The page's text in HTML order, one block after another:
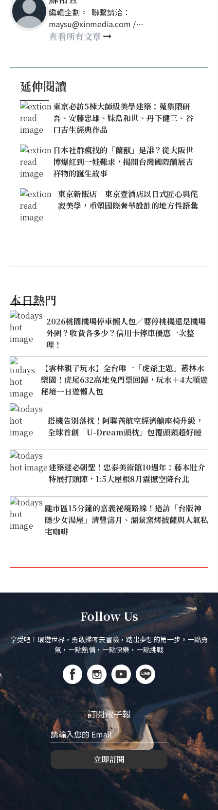
編輯企劃。 聯繫請洽：
maysu@xinmedia.com /
may860527@gmail.com
查看所有文章
延伸閱讀
東京必訪5棟大師級美學建築：蒐集隈研
吾、安藤忠雄、妹島和世、丹下健三、谷
口吉生經典作品
日本社群瘋找的「蘭獸」是誰？從大阪世
博爆紅到一娃難求，揭開台灣國際蘭展吉
祥物的誕生故事
東京新飯店｜東京壹酒店以日式匠心與侘
寂美學，重塑國際奢華設計的地方性語彙
本日熱門
2026桃園機場停車懶人包／要停桃機還是機場
外圍？收費各多少？信用卡停車優惠一次整
理！
【雲林親子玩水】全台唯一「虎爺主題」叢林水
樂園！虎尾632高地免門票回歸，玩水＋4大順遊
秘境一日遊懶人包
搭機告別落枕！阿聯酋航空經濟艙座椅升級，
全球首創「U-Dream頭枕」包覆頭頸超好睡
建築迷必朝聖！忠泰美術館10週年：藤本壯介
特展打頭陣，1:5大屋根8月震撼空降台北
離市區15分鐘的嘉義祕境路線！造訪「台版神
隱少女湯屋」清豐濤月、湖景窯烤披薩與人氣私
宅咖啡
Follow Us
享受吧！環遊世界，勇敢歸零去冒險，踏出夢想的第一步。一點勇
氣，一點熱情，一點快樂，一點挑戰
訂閱電子報
立即訂閱